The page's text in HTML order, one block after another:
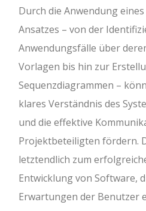
Durch die Anwendung
Ansatzes – von der
Anwendungsfälle über
Vorlagen bis hin zur
Sequenzdiagrammen –
klares Verständnis des
und die effektive
Projektbeteiligten fördern.
letztendlich zum
Entwicklung von Software,
Erwartungen der Benutzer